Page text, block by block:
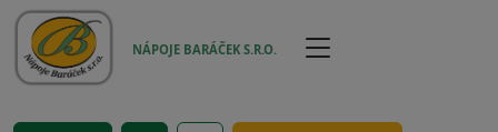
Přejít k hlavnímu obsahu
NÁPOJE BARÁČEK S.R.O.